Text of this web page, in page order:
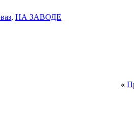
, НА ЗАВОДЕ
«